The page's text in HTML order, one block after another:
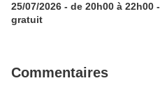
25/07/2026 - de 20h00 à 22h00 -
gratuit
Commentaires